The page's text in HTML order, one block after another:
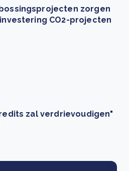
zorgen
CO2-projecten
zal verdrievoudigen"